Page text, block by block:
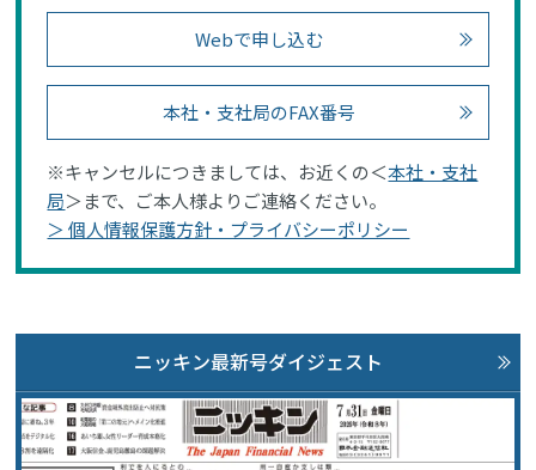
Webで申し込む
本社・支社局のFAX番号
※キャンセルにつきましては、お近くの＜本社・支社
局＞まで、ご本人様よりご連絡ください。
＞ 個人情報保護方針・プライバシーポリシー
ニッキン最新号ダイジェスト